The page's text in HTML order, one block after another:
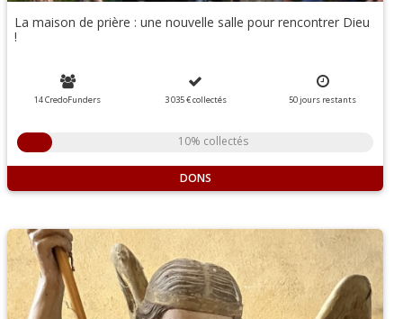
La maison de prière : une nouvelle salle pour rencontrer Dieu
!
14 CredoFunders 3 035 €collectés 50jours restants
10% collectés
DONS